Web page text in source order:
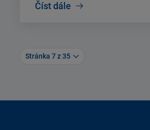
Číst dále
Stránka 7 z 35